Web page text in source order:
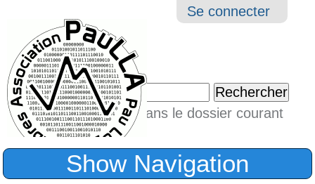
Outils
Se connecter
Chercher par
Seulement dans le dossier courant
Recherche
Show Navigation